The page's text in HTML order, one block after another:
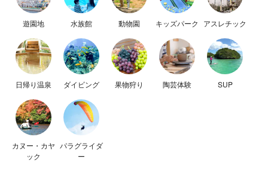
遊園地 水族館 動物園 キッズパーク アスレチック
日帰り温泉 ダイビング 果物狩り 陶芸体験 SUP
カヌー・カヤ
ック
パラグライダ
ー